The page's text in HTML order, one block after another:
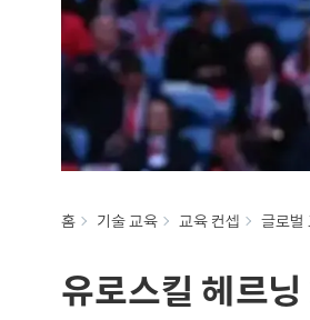
홈 기술 교육 교육 컨셉 글로벌
유로스킬 헤르